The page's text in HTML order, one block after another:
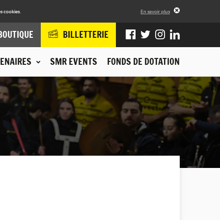
cookies. En savoir plus
SMR EVENTS FONDS DE DOTATION
BILLETTERIE